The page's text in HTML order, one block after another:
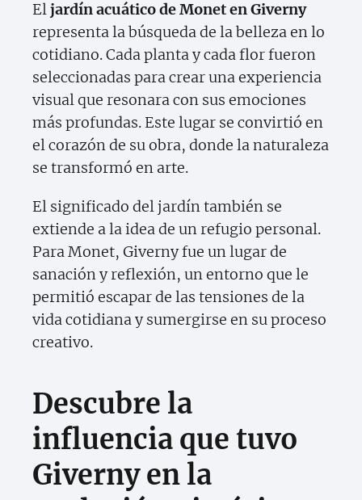
Eljardín acuático de Monet en Giverny
representa la búsqueda de la belleza en lo
cotidiano. Cada planta y cada flor fueron
seleccionadas para crear una experiencia
visual que resonara con sus emociones
más profundas. Este lugar se convirtió en
el corazón de su obra, donde la naturaleza
se transformó en arte.
El significado del jardín también se
extiende a la idea de un refugio personal.
Para Monet, Giverny fue un lugar de
sanación y reflexión, un entorno que le
permitió escapar de las tensiones de la
vida cotidiana y sumergirse en su proceso
creativo.
Descubre la
influencia que tuvo
Giverny en la